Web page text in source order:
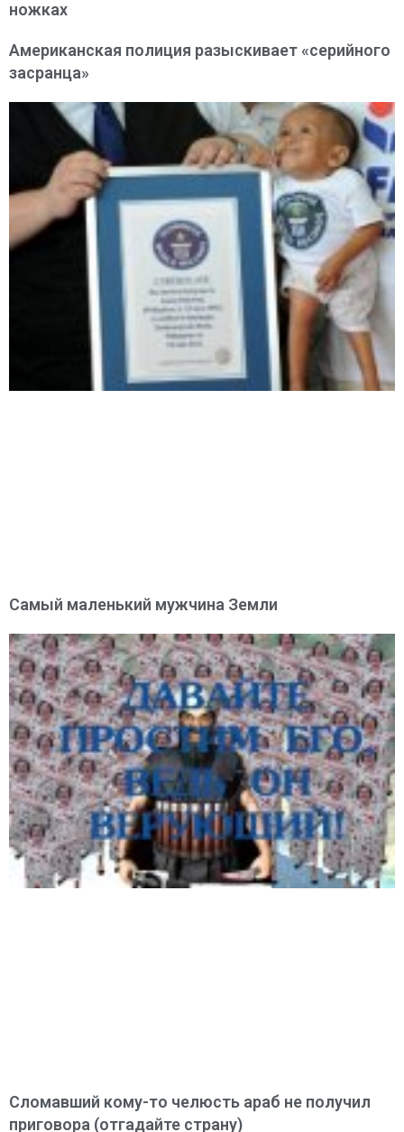
ножках
Американская полиция разыскивает «серийного
засранца»
Самый маленький мужчина Земли
Сломавший кому-то челюсть араб не получил
приговора (отгадайте страну)